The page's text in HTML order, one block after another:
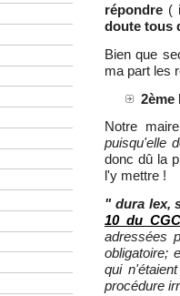
répondre (
doute tous
Bien que
ma part les
2ème
Notre
puisqu'elle
donc dû la
l'y mettre !
" dura lex,
10 du
adressées
obligatoire;
qui
procédure